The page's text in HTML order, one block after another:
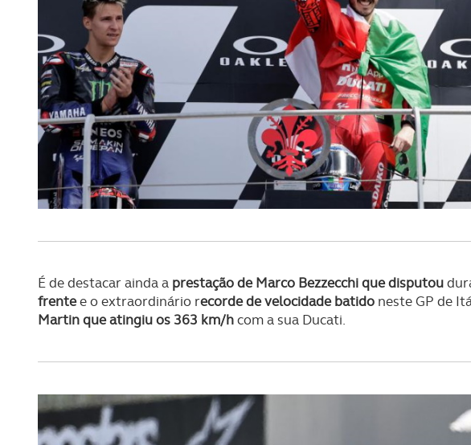
É de destacar ainda a prestação de Marco Bezzecchi que disputou
frentee o extraordinário recorde de velocidade batido neste GP de
Martin que atingiu os 363 km/hcom a sua Ducati.